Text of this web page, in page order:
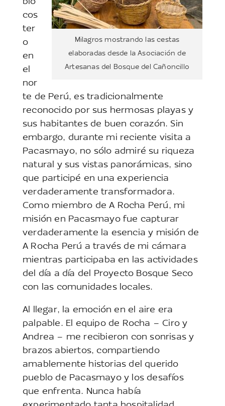
Milagros mostrando las cestas
elaboradas desde la Asociación de
Artesanas del Bosque del Cañoncillo
blo
cos
ter
o
en
el
nor
te de Perú, es tradicionalmente
reconocido por sus hermosas playas y
sus habitantes de buen corazón. Sin
embargo, durante mi reciente visita a
Pacasmayo, no sólo admiré su riqueza
natural y sus vistas panorámicas, sino
que participé en una experiencia
verdaderamente transformadora.
Como miembro de A Rocha Perú, mi
misión en Pacasmayo fue capturar
verdaderamente la esencia y misión de
A Rocha Perú a través de mi cámara
mientras participaba en las actividades
del día a día del Proyecto Bosque Seco
con las comunidades locales.
Al llegar, la emoción en el aire era
palpable. El equipo de Rocha – Ciro y
Andrea – me recibieron con sonrisas y
brazos abiertos, compartiendo
amablemente historias del querido
pueblo de Pacasmayo y los desafíos
que enfrenta. Nunca había